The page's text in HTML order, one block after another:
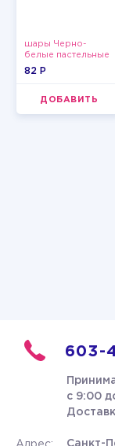
шары Черно-
белые пастельные
82 P
ДОБАВИТЬ
603-
с 9:00
Санкт-